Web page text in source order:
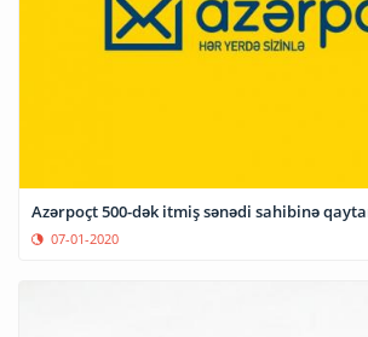
Azərpoçt 500-dək itmiş sənədi sahibinə
07-01-2020